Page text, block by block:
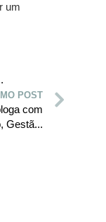
um
POST
com
Gestã...